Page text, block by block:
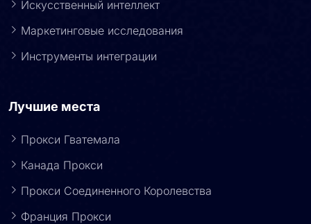
Искусственный интеллект
Маркетинговые исследования
Инструменты интеграции
Лучшие места
Прокси Гватемала
Канада Прокси
Прокси Соединенного Королевства
Франция Прокси